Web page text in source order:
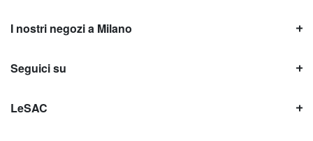
I nostri negozi a Milano
Seguici su
LeSAC